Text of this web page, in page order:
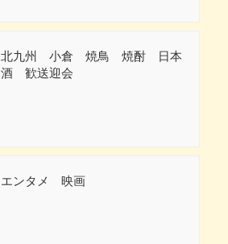
北九州 小倉 焼鳥 焼酎 日本
酒 歓送迎会
エンタメ 映画